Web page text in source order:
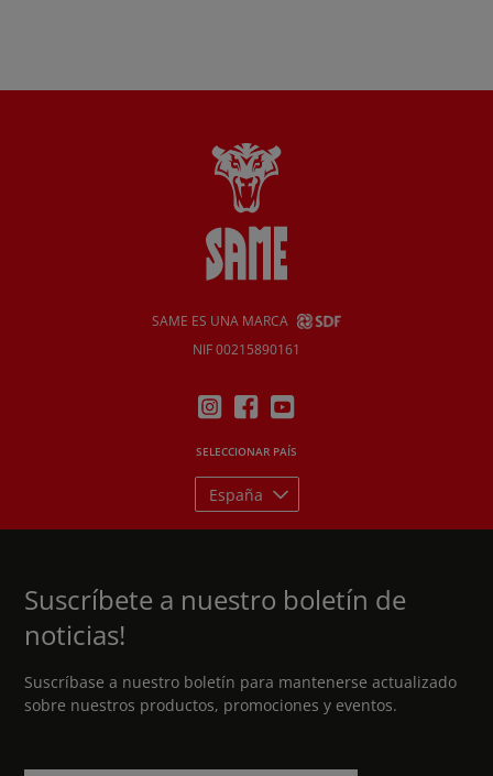
SAME ES UNA MARCA
NIF 00215890161
SELECCIONAR PAÍS
España
Suscríbete a nuestro boletín de
noticias!
Suscríbase a nuestro boletín para mantenerse actualizado
sobre nuestros productos, promociones y eventos.